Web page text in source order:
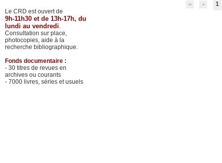
1
Le CRD est ouvert de
9h-11h30 et de 13h-17h, du
lundi au vendredi.
Consultation sur place,
photocopies, aide à la
recherche bibliographique.
Fonds documentaire :
- 30 titres de revues en
archives ou courants
- 7000 livres, séries et usuels